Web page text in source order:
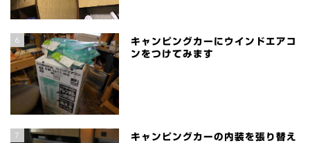
6
キャンピングカーにウインドエアコ
ンをつけてみます
7
キャンピングカーの内装を張り替え